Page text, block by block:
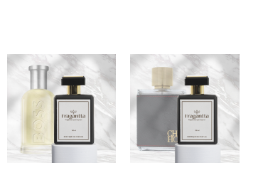
Price
$ 25,000
through
$ 55,000
Price
$ 25,000
$ 55,000